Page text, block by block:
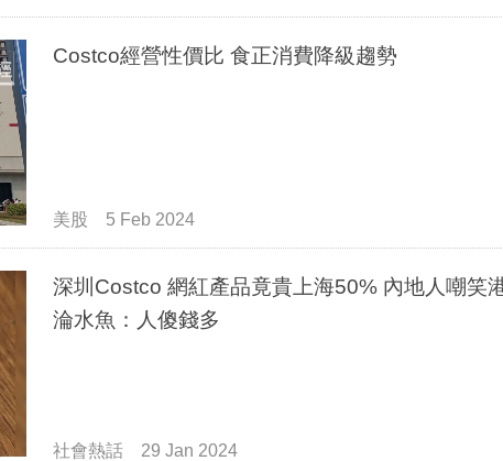
Costco經營性價比 食正消費降級趨勢
美股 5 Feb 2024
深圳Costco 網紅產品竟貴上海50% 內地人嘲笑港人
淪水魚：人傻錢多
社會熱話 29 Jan 2024